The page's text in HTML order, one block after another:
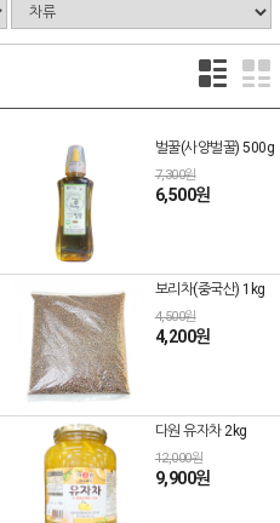
벌꿀(사양벌꿀) 500g
7,300원
6,500원
보리차(중국산) 1kg
4,500원
4,200원
다원 유자차 2kg
12,000원
9,900원